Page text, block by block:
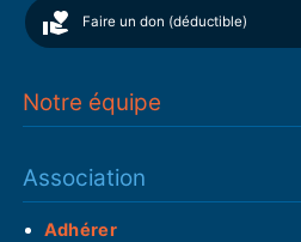
Faire un don (déductible)
Notre équipe
Association
Adhérer